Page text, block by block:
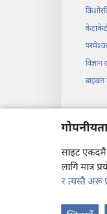
साइट एकदमै
लागि मात्र
र त्यस्तै अरू
विज्ञान
बाइबल